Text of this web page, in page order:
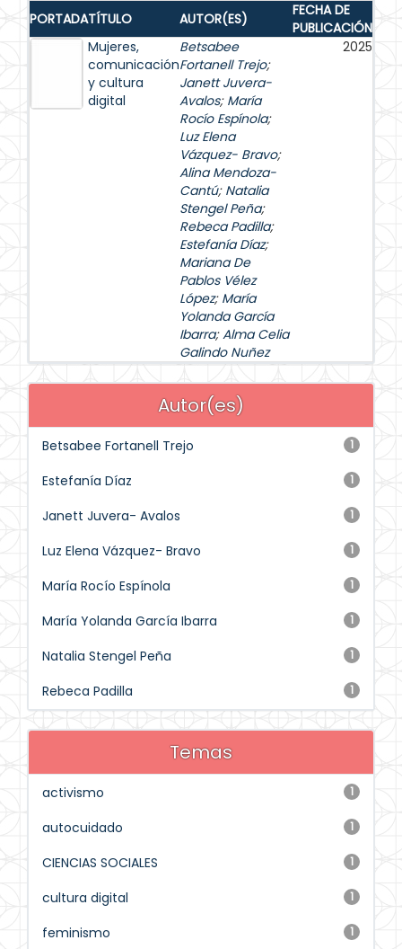
PORTADATÍTULO AUTOR(ES)
FECHA DE
PUBLICACIÓN
Mujeres,
comunicación
y cultura
digital
Betsabee
Fortanell Trejo;
Janett Juvera-
Avalos; María
Rocío Espínola;
Luz Elena
Vázquez- Bravo;
Alina Mendoza-
Cantú; Natalia
Stengel Peña;
Rebeca Padilla;
Estefanía Díaz;
Mariana De
Pablos Vélez
López; María
Yolanda García
Ibarra;Alma Celia
Galindo Nuñez
2025
Autor(es)
1
Betsabee Fortanell Trejo
1
Estefanía Díaz
1
Janett Juvera- Avalos
1
Luz Elena Vázquez- Bravo
1
María Rocío Espínola
1
María Yolanda García Ibarra
1
Natalia Stengel Peña
1
Rebeca Padilla
Temas
1
activismo
1
autocuidado
1
CIENCIAS SOCIALES
1
cultura digital
1
feminismo